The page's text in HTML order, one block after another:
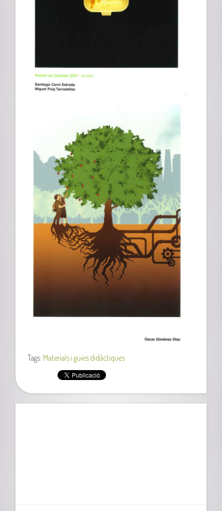
Tags: Materials i guies didàctiques